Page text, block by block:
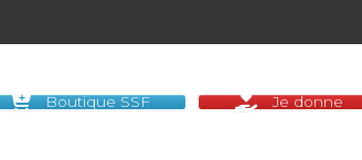
Boutique SSF Je donne